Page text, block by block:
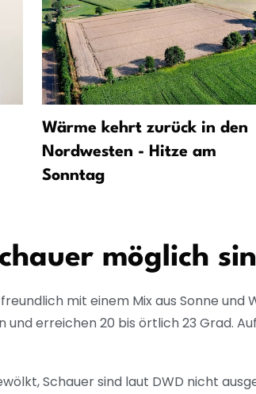
Wärme kehrt zurück in den
Nordwesten - Hitze am
Sonntag
möglich
mit einem Mix aus Sonne und
erreichen 20 bis örtlich 23 Grad.
Schauer sind laut DWD nicht